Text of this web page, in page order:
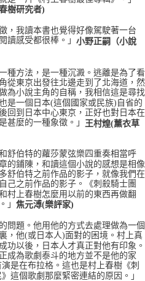
樹研究者)
，我讀本書也覺得好像駕駛著一台
讀感受都很棒。」 小野正嗣（小說
種方法，是一種沉澱。逃離是為了看
從東京出發往北邊走到了北海道，然
為小說主角的自稱，我相信這是尋找
是一個日本(這個國家或民族)自省的
回到日本中心東京，正好也對日本在
甚麼的一種象徵。」
王村煌(薰衣草
舒伯特的蘿莎蒙弦樂四重奏相當呼
的鋪陳，和讀這個小說的感想是相像
舒伯特之前作品的影子，就像我們在
己之前作品的影子。《刺殺騎士團
村上春樹怎麼用以前的東西再做翻
」 焦元溥(樂評家)
問題。他用他的方式去處理做為一個
，他(或日本人)面對的困境。村上真
功以後，日本人才真正對他有印象。
成為歌劇泰斗的地方並不是他的家
是在布拉格。這也是村上春樹《刺
這個歌劇那麼緊密連結的原因。」